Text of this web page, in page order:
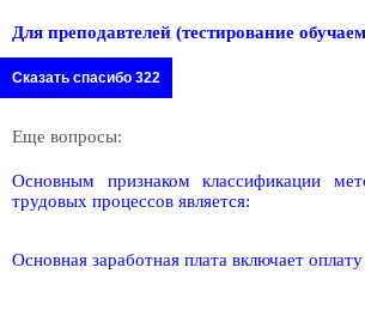
Для преподавтелей (тестирование
Сказать спасибо 322
Еще вопросы:
Основным признаком классификации
трудовых процессов является:
Основная заработная плата включает